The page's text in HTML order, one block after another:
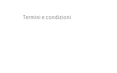
Termini e condizioni